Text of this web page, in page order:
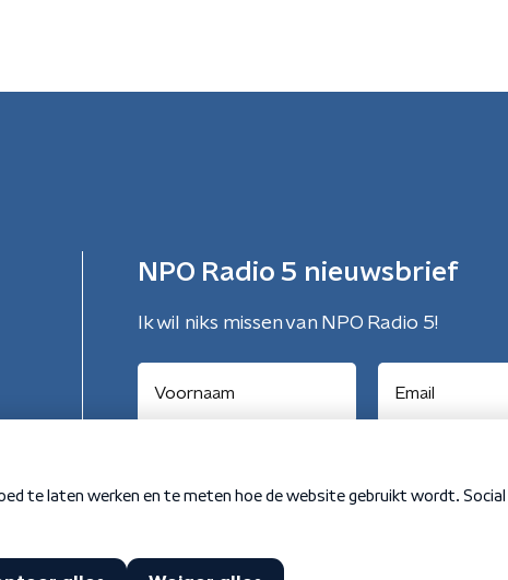
NPO Radio 5 nieuwsbrief
Ik wil niks missen van NPO Radio 5!